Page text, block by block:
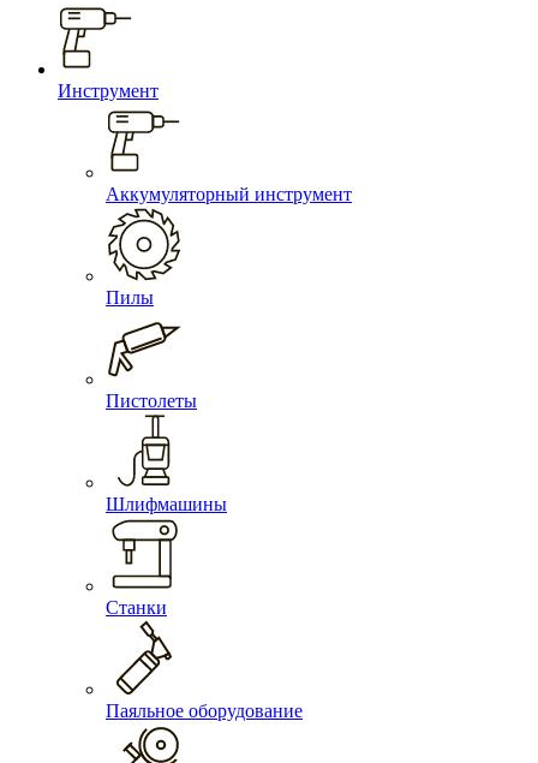
Инструмент
Аккумуляторный инструмент
Пилы
Пистолеты
Шлифмашины
Станки
Паяльное оборудование